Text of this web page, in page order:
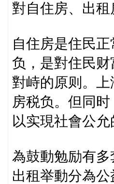
對自住房、出
自住房是住民
负，是對住民
對峙的原则。
房税负。但同
以实現社會公
為鼓動勉励有
出租举動分為